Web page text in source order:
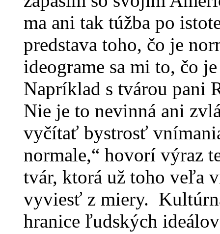
ma ani tak túžba po
predstava toho, čo je
ideograme sa mi to, čo
Napríklad s tvárou pani
Nie je to nevinná ani
vyčítať bystrosť
normale,“ hovorí výraz
tvár, ktorá už toho veľa
vyviesť z miery.
hranice ľudských